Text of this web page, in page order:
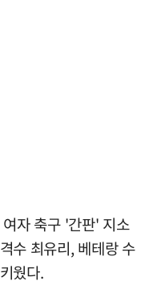
자 축구 '간판' 지소
수 최유리, 베테랑 수
웠다.